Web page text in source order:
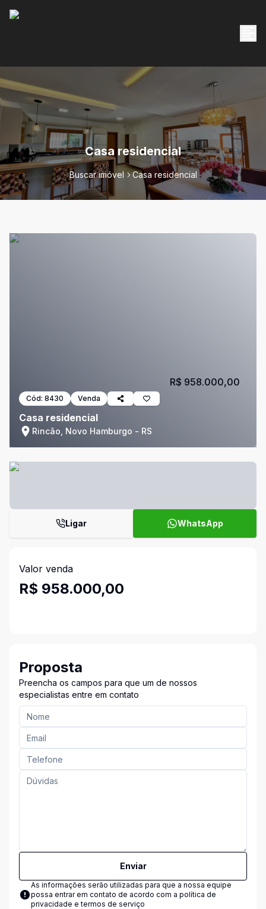
Casa residencial
Buscar imóvel Casa residencial
Cód: 8430 Venda
Casa residencial
Rincão, Novo Hamburgo - RS
R$ 958.000,00
Ligar WhatsApp
Valor venda
R$ 958.000,00
Proposta
Preencha os campos para que um de nossos
especialistas entre em contato
Enviar
As informações serão utilizadas para que a nossa equipe
possa entrar em contato de acordo com a política de
privacidade e termos de serviço